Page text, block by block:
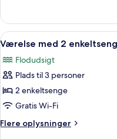
101
VIEW)
med
enkeltsenge
101
VIEW)
Indlæs
alle
billeder
af
Værelse
med
2
enkeltsenge
7
Værelse med 2
Flodudsigt
Plads til 3 personer
2 enkeltsenge
Gratis Wi-Fi
Flere oplysninger
Flere